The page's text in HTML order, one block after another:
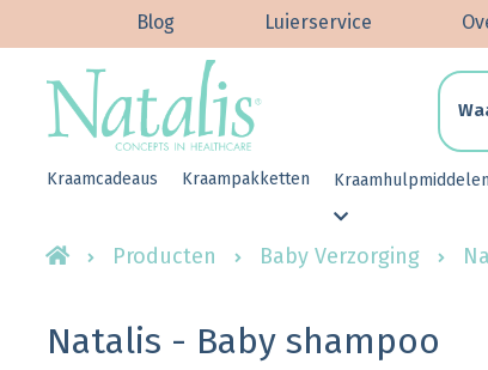
Luierservice
Blog
Kraamcadeaus Kraampakketten Kraamhulpmiddelen
Producten Baby Verzorging
Natalis - Baby shampoo